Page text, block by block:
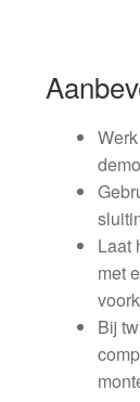
Laat
met
Bij